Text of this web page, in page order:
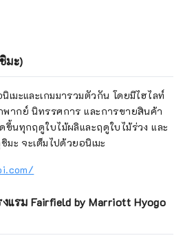
มะ)
เมะและเกมมารวมตัวกัน โดยมีไฮไลท์
ากย์ นิทรรศการ และการขายสินค้า
นทุกฤดูใบไม้ผลิและฤดูใบไม้ร่วง และ
มะ จะเต็มไปด้วยอนิเมะ
แรม Fairfield by Marriott Hyogo